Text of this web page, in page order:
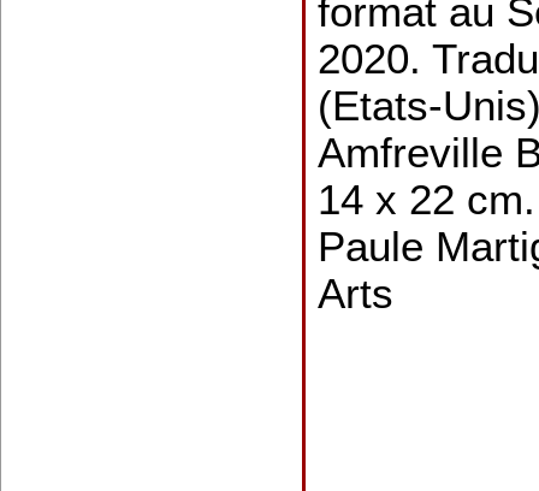
format au
2020.
(Etats-
Amfreville
14 x 22
Paule
Arts